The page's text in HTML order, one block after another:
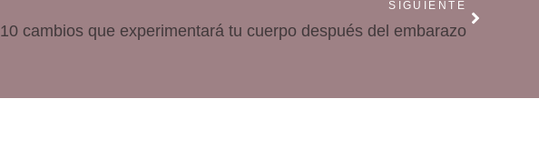
SIGUIENTE
10 cambios que experimentará tu cuerpo después del embarazo